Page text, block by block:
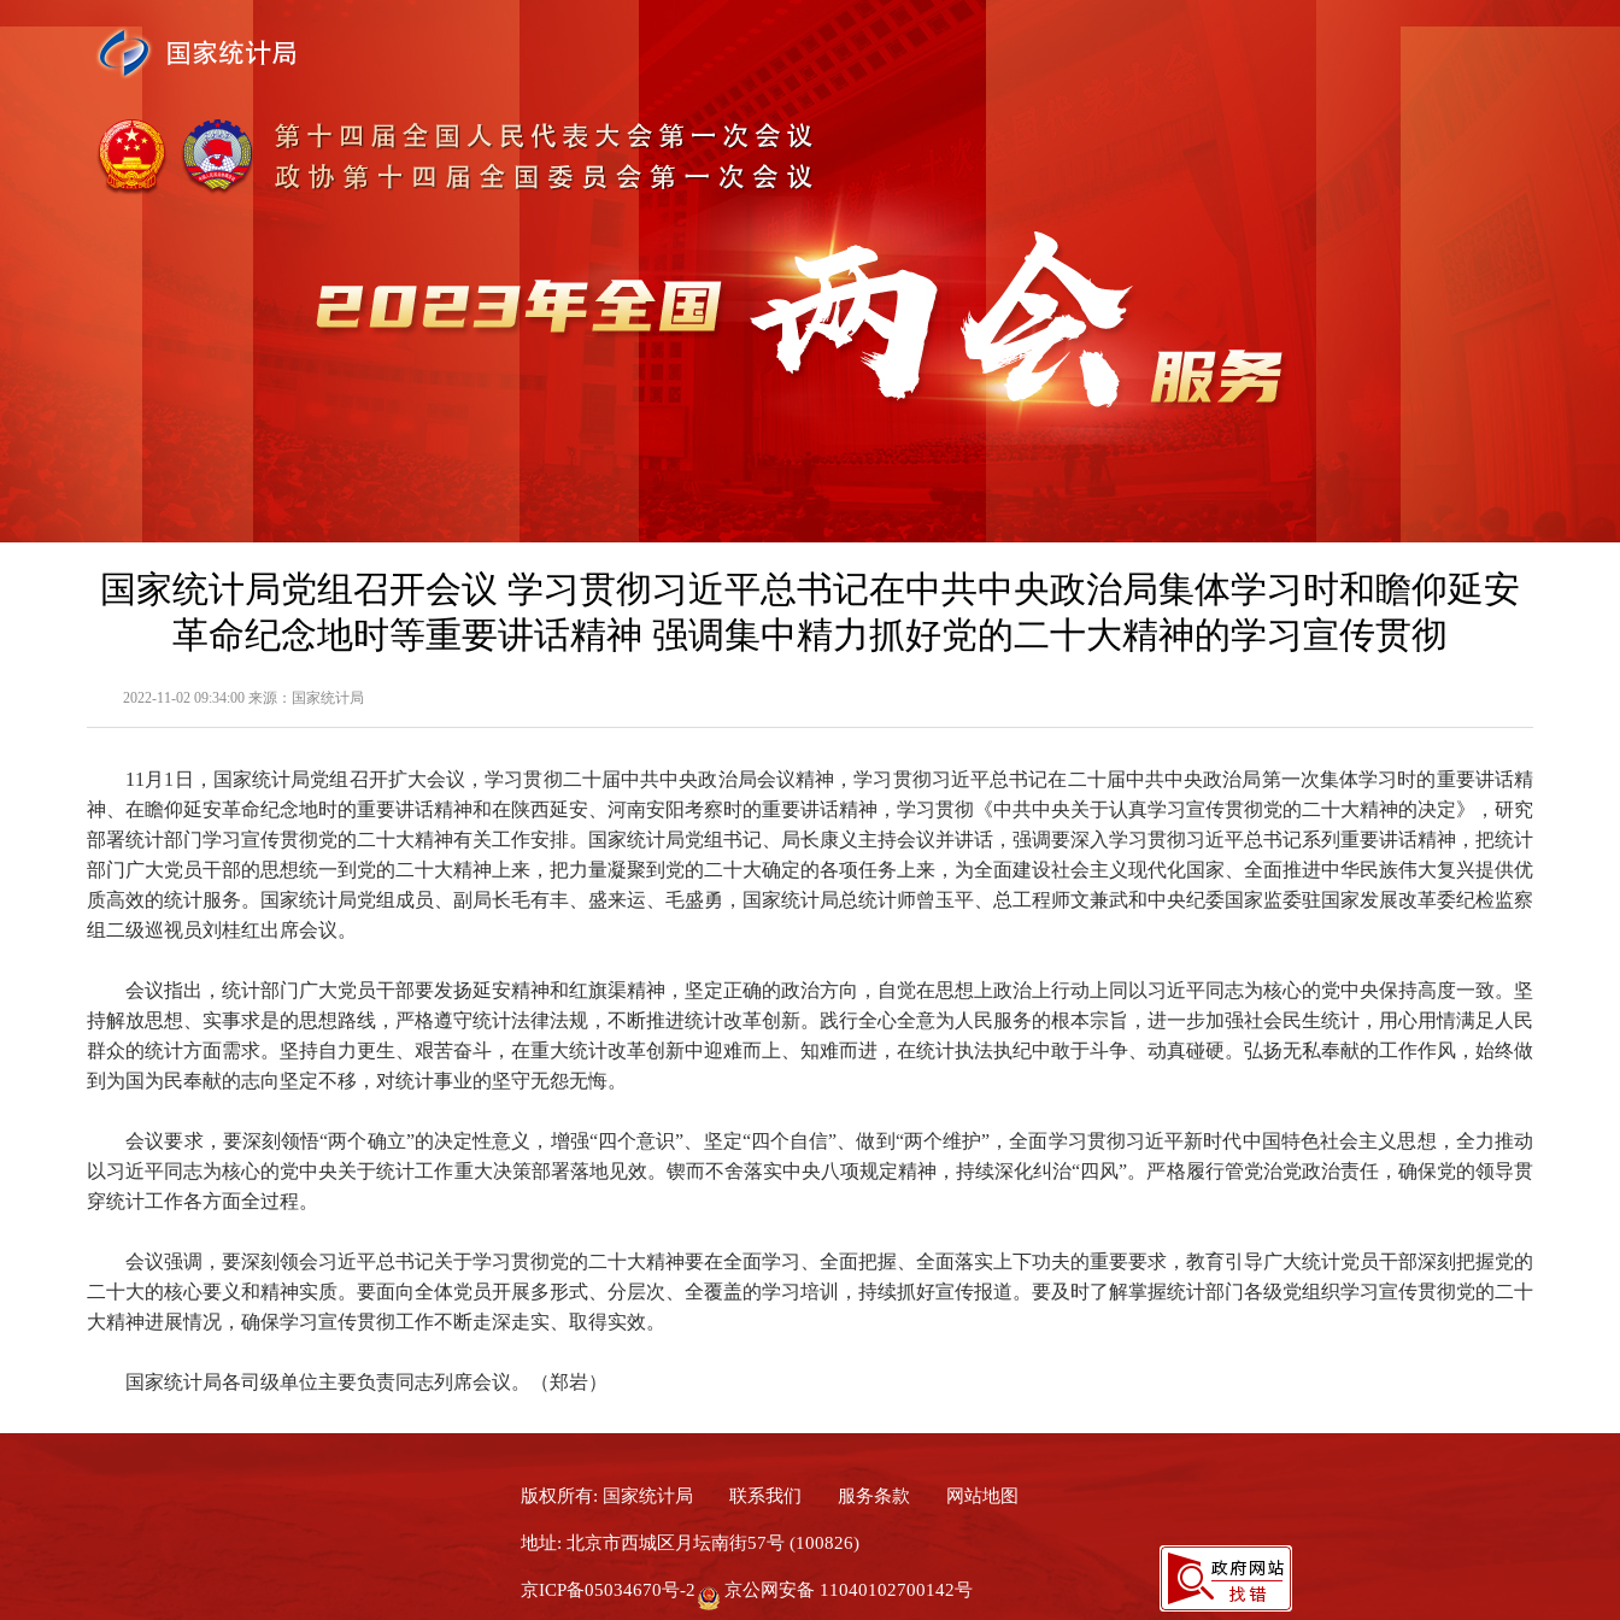
国家统计局党组召开会议 学习贯彻习近平总书记在中共中央政治局集体学习时和瞻仰延安
革命纪念地时等重要讲话精神 强调集中精力抓好党的二十大精神的学习宣传贯彻
2022-11-02 09:34:00 来源：国家统计局
11月1日，国家统计局党组召开扩大会议，学习贯彻二十届中共中央政治局会议精神，学习贯彻习近平总书记在二十届中共中央政治局第一次集体学习时的重要讲话精
神、在瞻仰延安革命纪念地时的重要讲话精神和在陕西延安、河南安阳考察时的重要讲话精神，学习贯彻《中共中央关于认真学习宣传贯彻党的二十大精神的决定》，研究
部署统计部门学习宣传贯彻党的二十大精神有关工作安排。国家统计局党组书记、局长康义主持会议并讲话，强调要深入学习贯彻习近平总书记系列重要讲话精神，把统计
部门广大党员干部的思想统一到党的二十大精神上来，把力量凝聚到党的二十大确定的各项任务上来，为全面建设社会主义现代化国家、全面推进中华民族伟大复兴提供优
质高效的统计服务。国家统计局党组成员、副局长毛有丰、盛来运、毛盛勇，国家统计局总统计师曾玉平、总工程师文兼武和中央纪委国家监委驻国家发展改革委纪检监察
组二级巡视员刘桂红出席会议。
会议指出，统计部门广大党员干部要发扬延安精神和红旗渠精神，坚定正确的政治方向，自觉在思想上政治上行动上同以习近平同志为核心的党中央保持高度一致。坚
持解放思想、实事求是的思想路线，严格遵守统计法律法规，不断推进统计改革创新。践行全心全意为人民服务的根本宗旨，进一步加强社会民生统计，用心用情满足人民
群众的统计方面需求。坚持自力更生、艰苦奋斗，在重大统计改革创新中迎难而上、知难而进，在统计执法执纪中敢于斗争、动真碰硬。弘扬无私奉献的工作作风，始终做
到为国为民奉献的志向坚定不移，对统计事业的坚守无怨无悔。
会议要求，要深刻领悟“两个确立”的决定性意义，增强“四个意识”、坚定“四个自信”、做到“两个维护”，全面学习贯彻习近平新时代中国特色社会主义思想，全力推动
以习近平同志为核心的党中央关于统计工作重大决策部署落地见效。锲而不舍落实中央八项规定精神，持续深化纠治“四风”。严格履行管党治党政治责任，确保党的领导贯
穿统计工作各方面全过程。
会议强调，要深刻领会习近平总书记关于学习贯彻党的二十大精神要在全面学习、全面把握、全面落实上下功夫的重要要求，教育引导广大统计党员干部深刻把握党的
二十大的核心要义和精神实质。要面向全体党员开展多形式、分层次、全覆盖的学习培训，持续抓好宣传报道。要及时了解掌握统计部门各级党组织学习宣传贯彻党的二十
大精神进展情况，确保学习宣传贯彻工作不断走深走实、取得实效。
国家统计局各司级单位主要负责同志列席会议。（郑岩）
版权所有: 国家统计局 联系我们 服务条款 网站地图
地址: 北京市西城区月坛南街57号 (100826)
京ICP备05034670号-2 京公网安备 11040102700142号